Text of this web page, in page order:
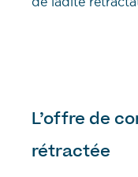
L’offre de
rétractée